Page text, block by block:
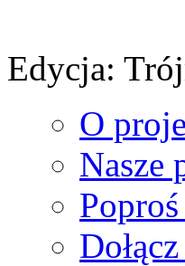
Edycja:
O
Nasze